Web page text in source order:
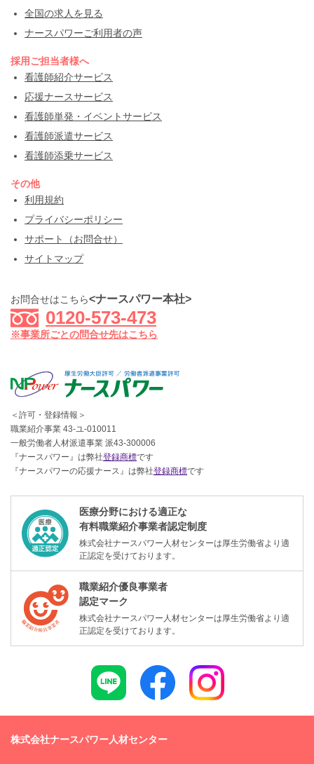
全国の求人を見る
ナースパワーご利用者の声
採用ご担当者様へ
看護師紹介サービス
応援ナースサービス
看護師単発・イベントサービス
看護師派遣サービス
看護師添乗サービス
その他
利用規約
プライバシーポリシー
サポート（お問合せ）
サイトマップ
お問合せはこちら<ナースパワー本社>
0120-573-473
※事業所ごとの問合せ先はこちら
＜許可・登録情報＞
職業紹介事業 43-ユ-010011
一般労働者人材派遣事業 派43-300006
『ナースパワー』は弊社登録商標です
『ナースパワーの応援ナース』は弊社登録商標です
医療分野における適正な
有料職業紹介事業者認定制度
株式会社ナースパワー人材センターは厚生労働省より適
正認定を受けております。
職業紹介優良事業者
認定マーク
株式会社ナースパワー人材センターは厚生労働省より適
正認定を受けております。
株式会社ナースパワー人材センター